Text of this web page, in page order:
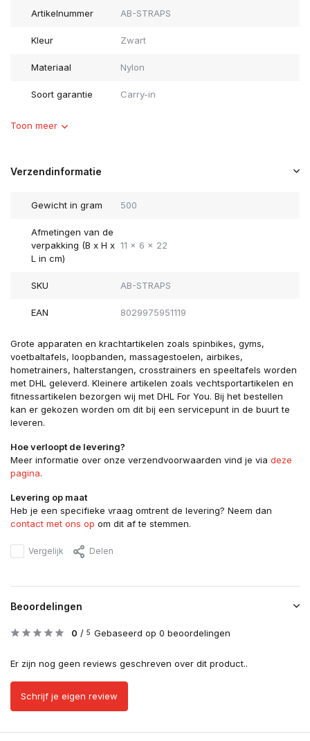
Artikelnummer AB-STRAPS
Kleur Zwart
Materiaal Nylon
Soort garantie Carry-in
Toon meer
Verzendinformatie
Gewicht in gram 500
Afmetingen van de
verpakking (B x H x
L in cm)
11 x 6 x 22
SKU AB-STRAPS
EAN 8029975951119
Grote apparaten en krachtartikelen zoals spinbikes, gyms,
voetbaltafels, loopbanden, massagestoelen, airbikes,
hometrainers, halterstangen, crosstrainers en speeltafels worden
met DHL geleverd. Kleinere artikelen zoals vechtsportartikelen en
fitnessartikelen bezorgen wij met DHL For You. Bij het bestellen
kan er gekozen worden om dit bij een servicepunt in de buurt te
leveren.
Hoe verloopt de levering?
Meer informatie over onze verzendvoorwaarden vind je via deze
pagina.
Levering op maat
Heb je een specifieke vraag omtrent de levering? Neem dan
contact met ons op om dit af te stemmen.
Vergelijk Delen
Beoordelingen
0 / 5 Gebaseerd op 0 beoordelingen
Er zijn nog geen reviews geschreven over dit product..
Schrijf je eigen review